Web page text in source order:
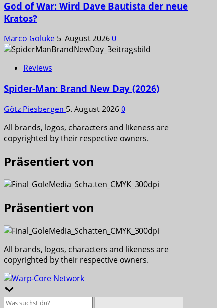
God of War: Wird Dave Bautista der neue
Kratos?
Marco Golüke 5. August 20260
Reviews
Spider-Man: Brand New Day (2026)
Götz Piesbergen 5. August 20260
All brands, logos, characters and likeness are
copyrighted by their respective owners.
Präsentiert von
Präsentiert von
All brands, logos, characters and likeness are
copyrighted by their respective owners.